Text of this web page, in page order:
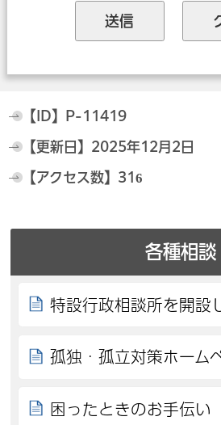
【ID】 P-11419
【更新日】 2025年12月2日
【アクセス数】 316
各種相談
特設行政相談所を開設
孤独・孤立対策ホーム
困ったときのお手伝い